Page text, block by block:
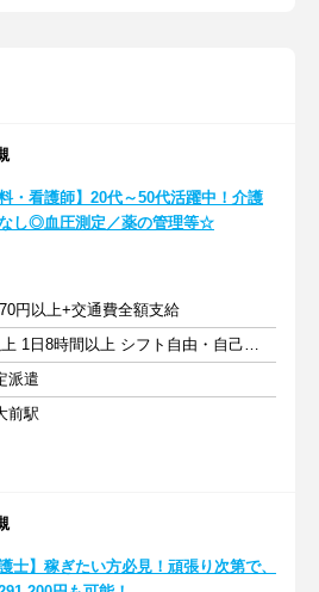
料・看護師】20代～50代活躍中！介護
し◎血圧測定／薬の管理等☆
円以上+交通費全額支給
週3日以上 1日8時間以上 シフト自由・自己申告
派遣
前駅
護士】稼ぎたい方必見！頑張り次第で、